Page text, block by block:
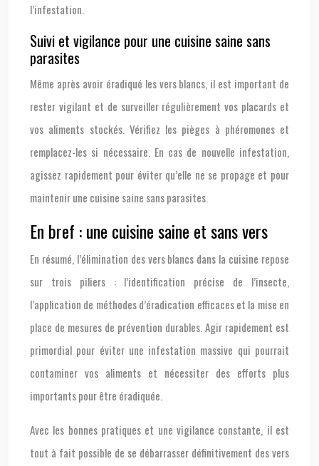
l’infestation.
Suivi et vigilance pour une cuisine saine sans
parasites
Même après avoir éradiqué les vers blancs, il est important de
rester vigilant et de surveiller régulièrement vos placards et
vos aliments stockés. Vérifiez les pièges à phéromones et
remplacez-les si nécessaire. En cas de nouvelle infestation,
agissez rapidement pour éviter qu’elle ne se propage et pour
maintenir une cuisine saine sans parasites.
En bref : une cuisine saine et sans vers
En résumé, l’élimination des vers blancs dans la cuisine repose
sur trois piliers : l’identification précise de l’insecte,
l’application de méthodes d’éradication efficaces et la mise en
place de mesures de prévention durables. Agir rapidement est
primordial pour éviter une infestation massive qui pourrait
contaminer vos aliments et nécessiter des efforts plus
importants pour être éradiquée.
Avec les bonnes pratiques et une vigilance constante, il est
tout à fait possible de se débarrasser définitivement des vers